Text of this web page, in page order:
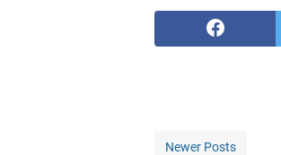
Newer Posts